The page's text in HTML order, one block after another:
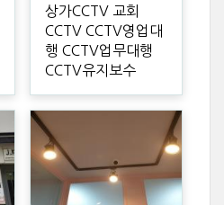
상가CCTV 교회
CCTV CCTV영업대
행 CCTV업무대행
CCTV유지보수